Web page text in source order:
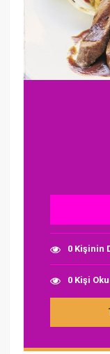
0 Kişinin
0 Kişi